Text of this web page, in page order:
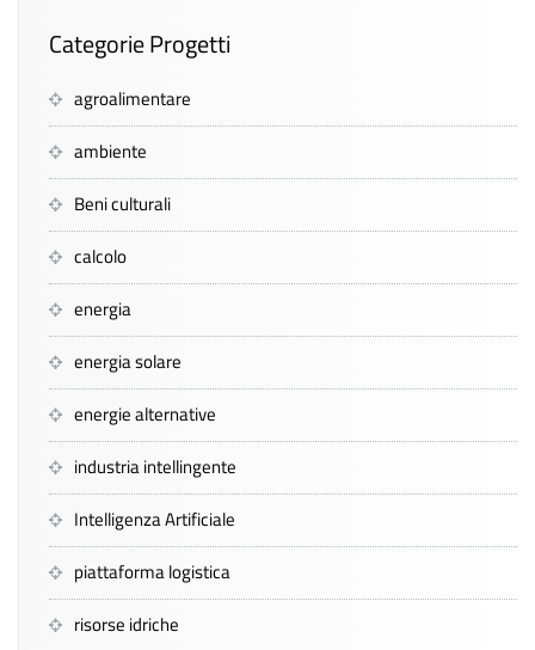
Categorie Progetti
agroalimentare
ambiente
Beni culturali
calcolo
energia
energia solare
energie alternative
industria intellingente
Intelligenza Artificiale
piattaforma logistica
risorse idriche